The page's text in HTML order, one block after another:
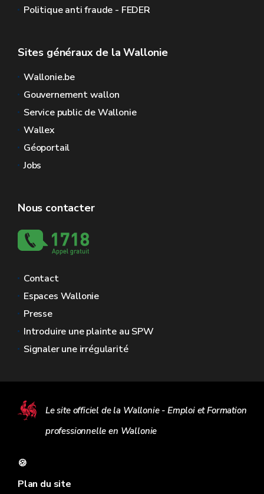
Politique anti fraude - FEDER
Sites généraux de la Wallonie
Wallonie.be
Gouvernement wallon
Service public de Wallonie
Wallex
Géoportail
Jobs
Nous contacter
Contact
Espaces Wallonie
Presse
Introduire une plainte au SPW
Signaler une irrégularité
Le site officiel de la Wallonie - Emploi et Formation
professionnelle en Wallonie
🍪
Plan du site